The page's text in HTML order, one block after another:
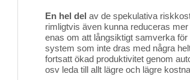
En hel del av de spekulativa
rimligtvis även kunna reduceras
enas om att långsiktigt samverka
system som inte dras med några
fortsatt ökad produktivitet genom
osv leda till allt lägre och lägre